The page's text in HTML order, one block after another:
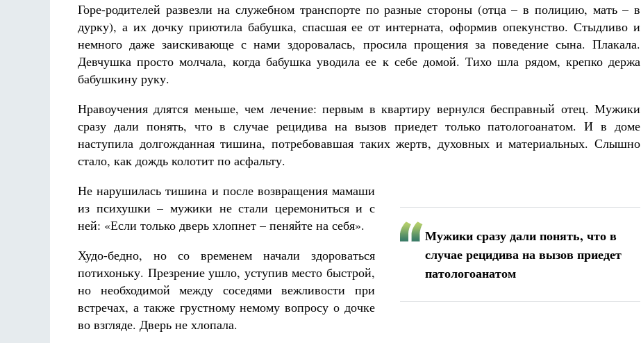
Горе-родителей развезли на служебном транспорте по разные стороны (отца – в полицию, мать – в
дурку), а их дочку приютила бабушка, спасшая ее от интерната, оформив опекунство. Стыдливо и
немного даже заискивающе с нами здоровалась, просила прощения за поведение сына. Плакала.
Девчушка просто молчала, когда бабушка уводила ее к себе домой. Тихо шла рядом, крепко держа
бабушкину руку.
Нравоучения длятся меньше, чем лечение: первым в квартиру вернулся бесправный отец. Мужики
сразу дали понять, что в случае рецидива на вызов приедет только патологоанатом. И в доме
наступила долгожданная тишина, потребовавшая таких жертв, духовных и материальных. Слышно
стало, как дождь колотит по асфальту.
Мужики сразу дали понять, что в
случае рецидива на вызов приедет
патологоанатом
Не нарушилась тишина и после возвращения мамаши
из психушки – мужики не стали церемониться и с
ней: «Если только дверь хлопнет – пеняйте на себя».
Худо-бедно, но со временем начали здороваться
потихоньку. Презрение ушло, уступив место быстрой,
но необходимой между соседями вежливости при
встречах, а также грустному немому вопросу о дочке
во взгляде. Дверь не хлопала.